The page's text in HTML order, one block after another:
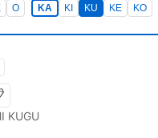
O KA KI KU KE KO
KUGU